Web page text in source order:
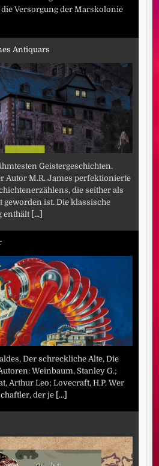
Versorgung der Marskolonie
Antiquars
Geistergeschichten.
Autor M.R. James perfektionierte
die seither als
ist. Die klassische
enthält [...]
Der schreckliche Alte, Die
Weinbaum, Stanley G.;
Arthur Leo; Lovecraft, H.P. Wer
der je [...]